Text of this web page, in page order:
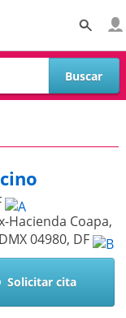
Hacienda Coapa,
04980, DF
Solicitar cita